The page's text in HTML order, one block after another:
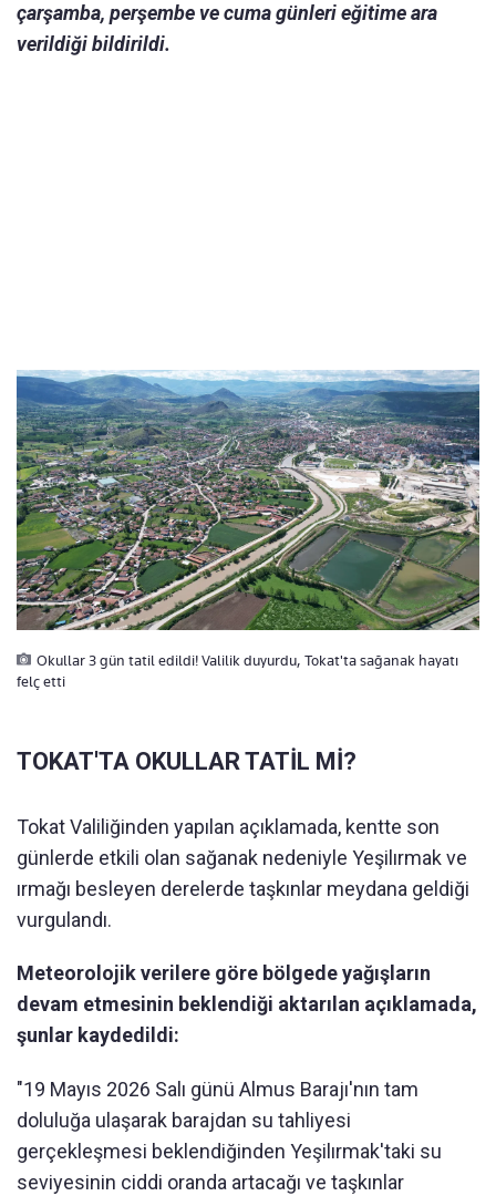
çarşamba, perşembe ve cuma günleri eğitime ara
verildiği bildirildi.
Okullar 3 gün tatil edildi! Valilik duyurdu, Tokat'ta sağanak hayatı
felç etti
TOKAT'TA OKULLAR TATİL Mİ?
Tokat Valiliğinden yapılan açıklamada, kentte son
günlerde etkili olan sağanak nedeniyle Yeşilırmak ve
ırmağı besleyen derelerde taşkınlar meydana geldiği
vurgulandı.
Meteorolojik verilere göre bölgede yağışların
devam etmesinin beklendiği aktarılan açıklamada,
şunlar kaydedildi:
"19 Mayıs 2026 Salı günü Almus Barajı'nın tam
doluluğa ulaşarak barajdan su tahliyesi
gerçekleşmesi beklendiğinden Yeşilırmak'taki su
seviyesinin ciddi oranda artacağı ve taşkınlar